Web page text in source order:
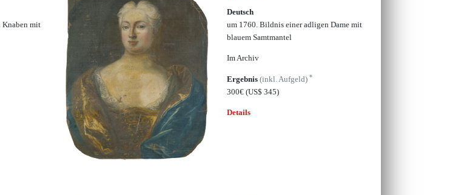
Knaben mit
Deutsch
um 1760. Bildnis einer adligen Dame mit
blauem Samtmantel
Im Archiv
Ergebnis (inkl. Aufgeld) *
300€ (US$ 345)
Details